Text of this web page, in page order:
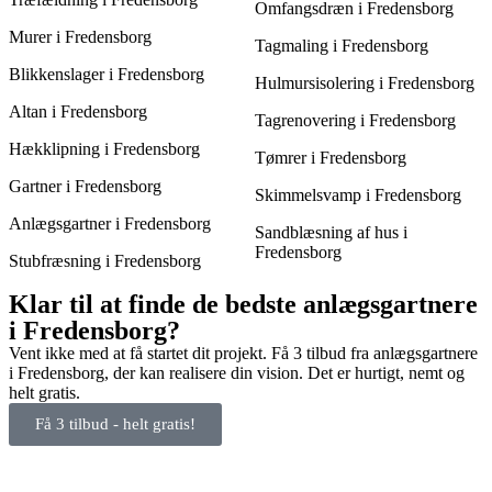
Murer i Fredensborg
Blikkenslager i Fredensborg
Altan i Fredensborg
Hækklipning i Fredensborg
Gartner i Fredensborg
Anlægsgartner i Fredensborg
Stubfræsning i Fredensborg
Omfangsdræn i Fredensborg
Tagmaling i Fredensborg
Hulmursisolering i Fredensborg
Tagrenovering i Fredensborg
Tømrer i Fredensborg
Skimmelsvamp i Fredensborg
Sandblæsning af hus i
Fredensborg
Klar til at finde de bedste anlægsgartnere
i Fredensborg?
Vent ikke med at få startet dit projekt. Få 3 tilbud fra anlægsgartnere
i Fredensborg, der kan realisere din vision. Det er hurtigt, nemt og
helt gratis.
Få 3 tilbud - helt gratis!